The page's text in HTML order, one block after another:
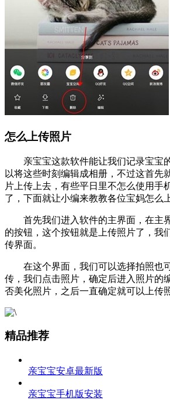
怎么上传照片
亲宝宝这款软件能让我们记录宝宝
以将这些时刻编辑成相册，不过这首先
片上传上去，有些平日里不怎么使用手
了，下面就让小编来教教各位宝妈怎么
首先我们进入软件的主界面，在主
的按钮，这个按钮就是上传照片了，我
传界面。
在这个界面，我们可以选择拍照也
传，我们点击照片，确定后进入照片的
否美化照片，之后一直确定就可以上传
精品推荐
亲宝宝安卓最新版
亲宝宝手机版安装